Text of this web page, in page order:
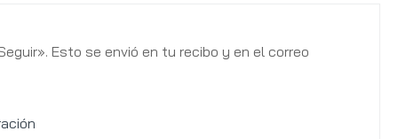
Esto se envió en tu recibo y en el correo